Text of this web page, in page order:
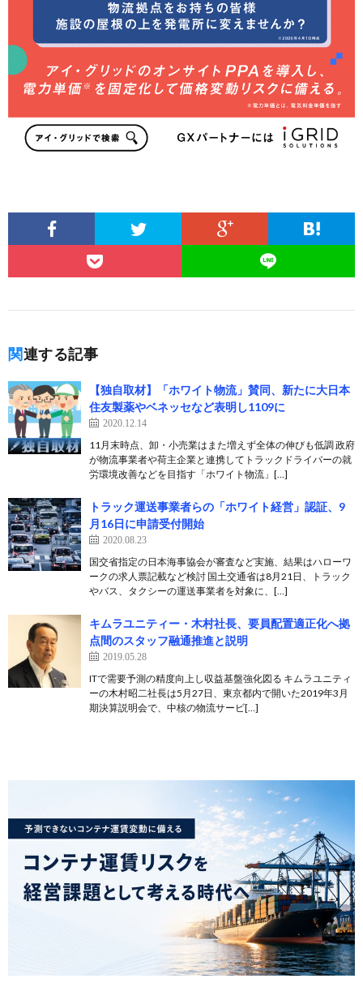
関連する記事
【独自取材】「ホワイト物流」賛同、新たに大日本
住友製薬やベネッセなど表明し1109に
2020.12.14
11月末時点、卸・小売業はまた増えず全体の伸びも低調 政府
が物流事業者や荷主企業と連携してトラックドライバーの就
労環境改善などを目指す「ホワイト物流」[…]
トラック運送事業者らの「ホワイト経営」認証、9
月16日に申請受付開始
2020.08.23
国交省指定の日本海事協会が審査など実施、結果はハローワ
ークの求人票記載など検討 国土交通省は8月21日、トラック
やバス、タクシーの運送事業者を対象に、[…]
キムラユニティー・木村社長、要員配置適正化へ拠
点間のスタッフ融通推進と説明
2019.05.28
ITで需要予測の精度向上し収益基盤強化図る キムラユニティ
ーの木村昭二社長は5月27日、東京都内で開いた2019年3月
期決算説明会で、中核の物流サービ[…]